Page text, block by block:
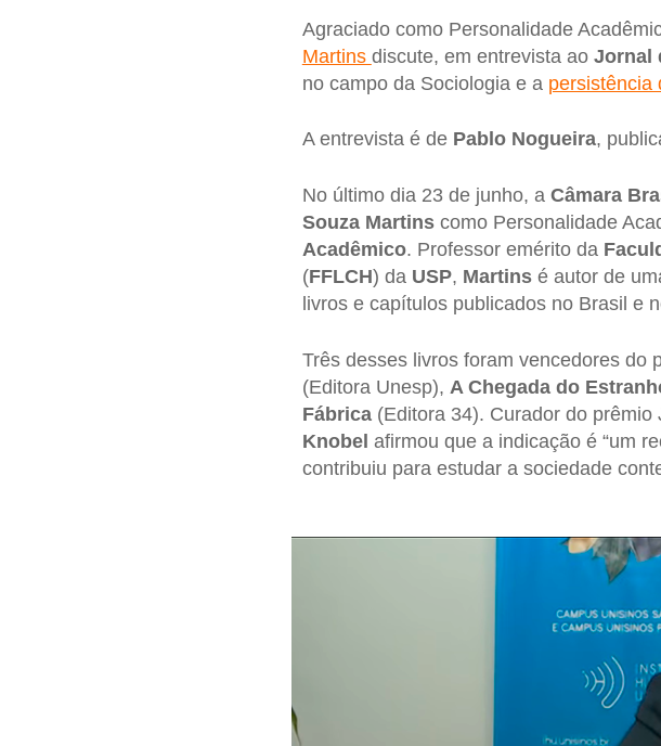
Agraciado como Personalidade
Martins discute, em entrevista ao Jornal
no campo da Sociologia e a persistência
A entrevista é dePablo Nogueira,
No último dia 23 de junho, a Câmara
Souza Martinscomo Personalidade
Acadêmico. Professor emérito da
(FFLCH) da USP, Martinsé autor de
livros e capítulos publicados no Brasil e
Três desses livros foram vencedores do
(Editora Unesp), A Chegada do
Fábrica(Editora 34). Curador do prêmio
Knobel afirmou que a indicação é “um
contribuiu para estudar a sociedade